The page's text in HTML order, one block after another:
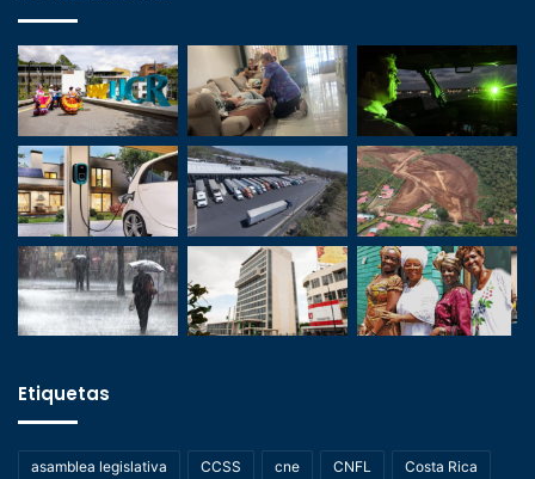
Etiquetas
asamblea legislativa CCSS cne CNFL Costa Rica